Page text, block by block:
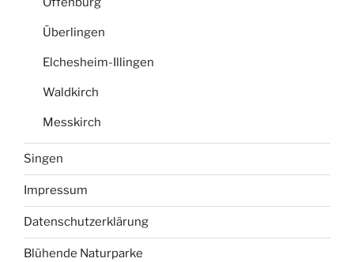
Überlingen
Elchesheim-Illingen
Waldkirch
Messkirch
Singen
Impressum
Datenschutzerklärung
Blühende Naturparke